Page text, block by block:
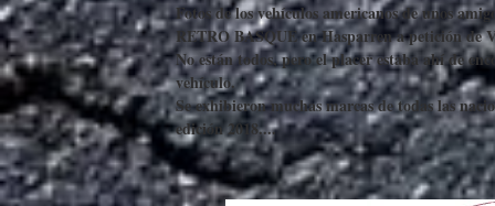
Fotos de los vehículos americanos de unos
RETRO BASQUE en Hasparren a petición de
No están todos, pero el placer estaba ahí de
vehículo.
Se exhibieron muchas marcas de todas las
edición 2018....